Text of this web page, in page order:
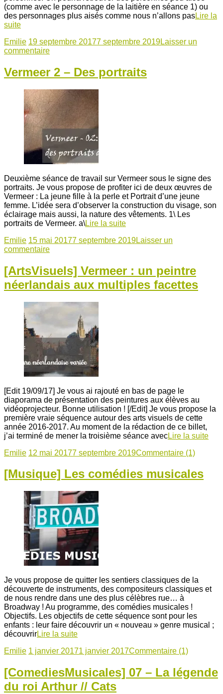
(comme avec le personnage de la laitière en séance 1) ou
des personnages plus aisés comme nous n’allons pasLire la
suite
Emilie 19 septembre 20177 septembre 2019Laisser un
commentaire
Vermeer 2 – Des portraits
Deuxième séance de travail sur Vermeer sous le signe des
portraits. Je vous propose de profiter ici de deux œuvres de
Vermeer : La jeune fille à la perle et Portrait d’une jeune
femme. L’idée sera d’observer la construction du visage, son
éclairage mais aussi, la nature des vêtements. 1\ Les
portraits de Vermeer. a\Lire la suite
Emilie 15 mai 20177 septembre 2019Laisser un
commentaire
[ArtsVisuels] Vermeer : un peintre
néerlandais aux multiples facettes
[Edit 19/09/17] Je vous ai rajouté en bas de page le
diaporama de présentation des peintures aux élèves au
vidéoprojecteur. Bonne utilisation ! [/Edit] Je vous propose la
première vraie séquence autour des arts visuels de cette
année 2016-2017. Au moment de la rédaction de ce billet,
j’ai terminé de mener la troisième séance avecLire la suite
Emilie 12 mai 20177 septembre 2019Commentaire (1)
[Musique] Les comédies musicales
Je vous propose de quitter les sentiers classiques de la
découverte de instruments, des compositeurs classiques et
de nous rendre dans une des plus célèbres rue… à
Broadway ! Au programme, des comédies musicales !
Objectifs. Les objectifs de cette séquence sont pour les
enfants : leur faire découvrir un « nouveau » genre musical ;
découvrirLire la suite
Emilie 1 janvier 20171 janvier 2017Commentaire (1)
[ComediesMusicales] 07 – La légende
du roi Arthur // Cats